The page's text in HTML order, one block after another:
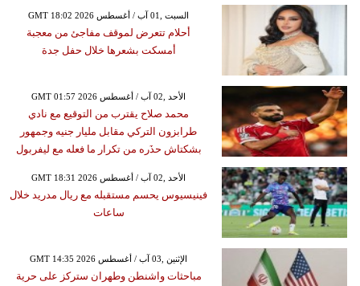
GMT 18:02 2026 السبت ,01 آب / أغسطس
أحلام تتعرض لموقف مفاجئ من معجبة
أمسكت بشعرها خلال حفل جدة
GMT 01:57 2026 الأحد ,02 آب / أغسطس
محمد صلاح يقترب من التوقيع مع نادي
طرابزون التركي مقابل مليار جنيه وجمهور
بشكتاش حذَره من تكرار ما فعله مع ليفربول
GMT 18:31 2026 الأحد ,02 آب / أغسطس
فينيسيوس يحسم مستقبله مع ريال مدريد خلال
ساعات
GMT 14:35 2026 الإثنين ,03 آب / أغسطس
مباحثات واشنطن وطهران ستركز على حرية